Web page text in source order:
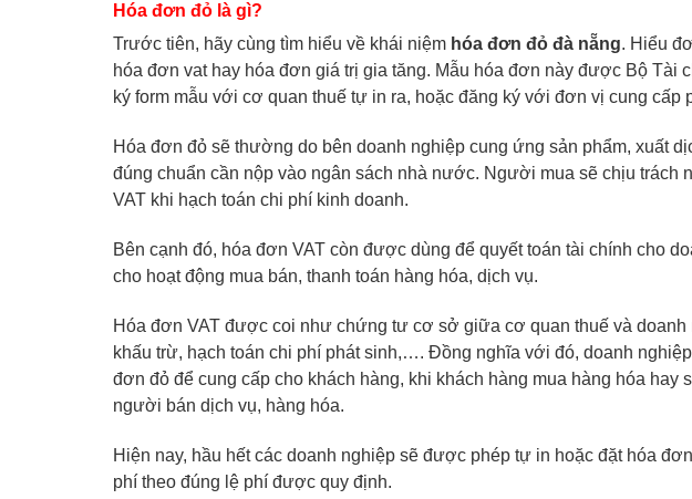
Hóa đơn đỏ là gì?
Trước tiên, hãy cùng tìm hiểu về khái niệm hóa đơn đỏ đà nẵng. Hiểu
hóa đơn vat hay hóa đơn giá trị gia tăng. Mẫu hóa đơn này được Bộ Tài
ký form mẫu với cơ quan thuế tự in ra, hoặc đăng ký với đơn vị cung cấp
Hóa đơn đỏ sẽ thường do bên doanh nghiệp cung ứng sản phẩm, xuất
đúng chuẩn cần nộp vào ngân sách nhà nước. Người mua sẽ chịu trách
VAT khi hạch toán chi phí kinh doanh.
Bên cạnh đó, hóa đơn VAT còn được dùng để quyết toán tài chính cho
cho hoạt động mua bán, thanh toán hàng hóa, dịch vụ.
Hóa đơn VAT được coi như chứng tư cơ sở giữa cơ quan thuế và doanh
khấu trừ, hạch toán chi phí phát sinh,…. Đồng nghĩa với đó, doanh
đơn đỏ để cung cấp cho khách hàng, khi khách hàng mua hàng hóa hay
người bán dịch vụ, hàng hóa.
Hiện nay, hầu hết các doanh nghiệp sẽ được phép tự in hoặc đặt hóa
phí theo đúng lệ phí được quy định.